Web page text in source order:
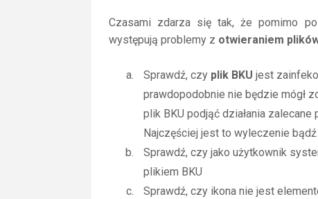
Czasami zdarza się tak, że pomimo
występują problemy z otwieraniem
Sprawdź, czy plik BKU jest
prawdopodobnie nie będzie mógł
plik BKU podjąć działania
Najczęściej jest to wyleczenie
Sprawdź, czy jako użytkownik
plikiem BKU
Sprawdź, czy ikona nie jest